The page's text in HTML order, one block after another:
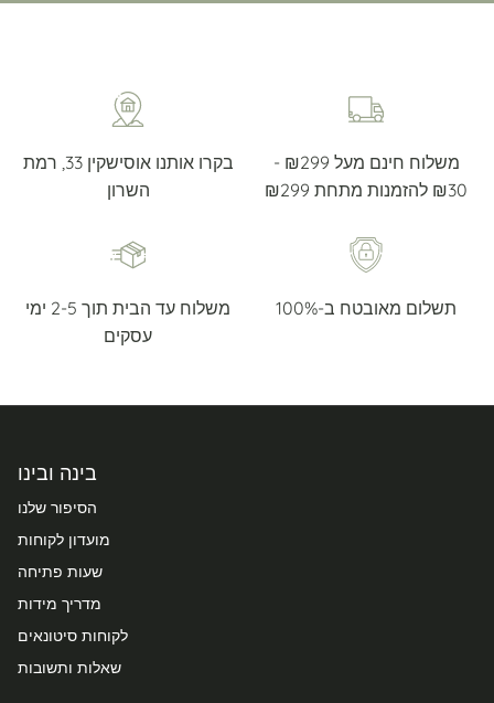
בקרו אותנו אוסישקין 33, רמת
השרון
משלוח חינם מעל ₪299 -
₪30 להזמנות מתחת ₪299
משלוח עד הבית תוך 2-5 ימי
עסקים
תשלום מאובטח ב-100%
בינה ובינו
הסיפור שלנו
מועדון לקוחות
שעות פתיחה
מדריך מידות
לקוחות סיטונאים
שאלות ותשובות